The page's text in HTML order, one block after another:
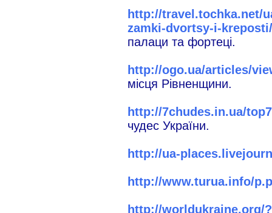
http://travel.tochka.net/
zamki-dvortsy-i-kreposti/
палаци та фортеці.
http://ogo.ua/articles/
місця Рівненщини.
http://7chudes.in.ua/
чудес України.
http://ua-
http://www.turua.info/
http://worldukraine.org/